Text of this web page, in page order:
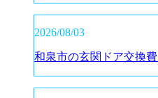
2026/08/03
和泉市の玄関ドア交換